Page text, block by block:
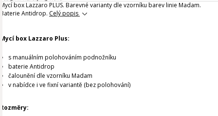
Mycí box Lazzaro PLUS. Barevné varianty dle vzorníku barev linie Madam.
Baterie Antidrop. Celý popis
Mycí box Lazzaro Plus:
s manuálním polohováním podnožníku
baterie Antidrop
čalounění dle vzorníku Madam
v nabídce i ve fixní variantě (bez polohování)
Rozměry: